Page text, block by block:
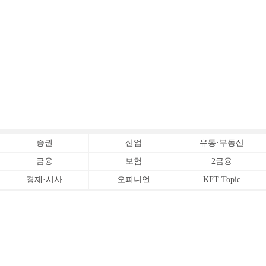
증권 산업 유통·부동산
금융 보험 2금융
경제·시사 오피니언 KFT Topic